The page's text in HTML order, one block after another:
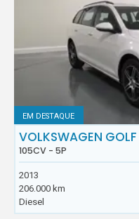
EM DESTAQUE
VOLKSWAGEN GOLF
105CV - 5P
2013
206.000 km
Diesel